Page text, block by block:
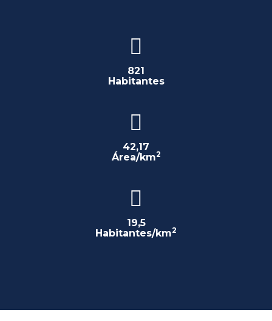
821
Habitantes
42,17
Área/km2
19,5
Habitantes/km2